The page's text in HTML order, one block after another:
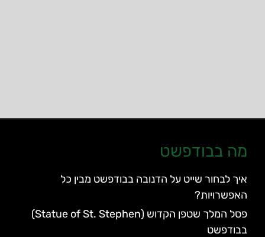
מה בבודפשט
איך לבחור שייט על הדנובה בבודפשט מבין כל
האפשרויות?
פסל המלך שטפן הקדוש (Statue of St. Stephen)
בבודפשט